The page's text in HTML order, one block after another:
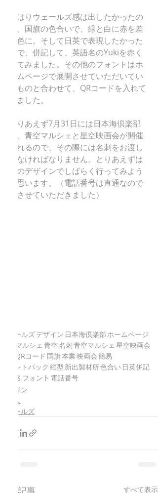
やはりウェールズ感は出したかったの
で、国旗の色合いで、緑と白に赤を差
し色に。そして日英で表現したかった
ので、併記して、英語名のYukiを赤く
してみました。その他のフォントはホ
ームページで展開させていただいてい
るものと合わせて、QRコードを入れて
みました。
とりあえず7月31日には日本海倶楽部
で、青空マルシェと星空映画会が開催
されるので、その際には名刺をお渡し
しなければなりません。とりあえずは
このデザインでしばらく行ってみよう
と思います。（電話番号は直通なので
消させていただきました）
ウェールズデザイン 日本海倶楽部 ホームページ
マルシェ 青空名刺青空マルシェ 星空映画会
QRコード 国旗本業映画会簡易
プリントパック 縦型 新出製材所色合い 日英併記
英語名 フォント 電話番号
のとジン
能登人
ウェールズ
最新記事 すべて表示